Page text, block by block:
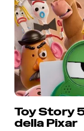
Toy Story
della Pixar